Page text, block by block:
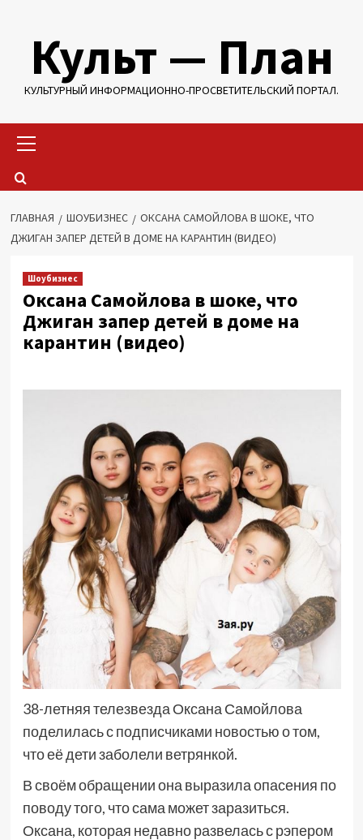
содержимому
Культ — План
КУЛЬТУРНЫЙ ИНФОРМАЦИОННО-ПРОСВЕТИТЕЛЬСКИЙ ПОРТАЛ.
меню
ГЛАВНАЯ ШОУБИЗНЕС
ОКСАНА САМОЙЛОВА В ШОКЕ, ЧТО
ДЖИГАН ЗАПЕР ДЕТЕЙ В ДОМЕ НА КАРАНТИН (ВИДЕО)
Шоубизнес
Оксана Самойлова в шоке, что
Джиган запер детей в доме на
карантин (видео)
38-летняя телезвезда Оксана Самойлова
поделилась с подписчиками новостью о том,
что её дети заболели ветрянкой.
В своём обращении она выразила опасения по
поводу того, что сама может заразиться.
Оксана, которая недавно развелась с рэпером